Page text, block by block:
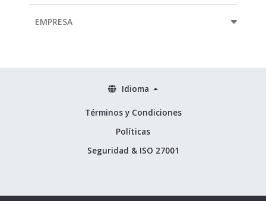
EMPRESA
Términos y Condiciones
Políticas
Seguridad & ISO 27001
Idioma